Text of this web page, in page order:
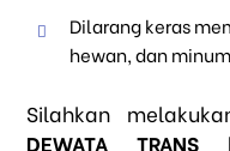
Dilarang keras
hewan, dan
Silahkan
DEWATA TRANS